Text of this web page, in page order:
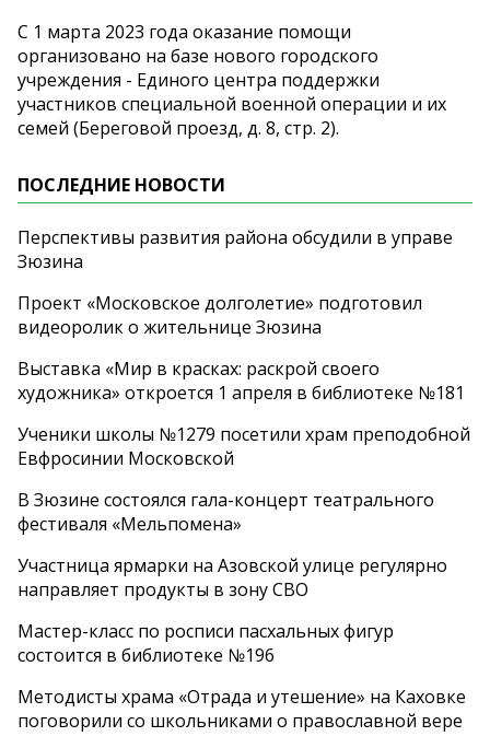
С 1 марта 2023 года оказание помощи
организовано на базе нового городского
учреждения - Единого центра поддержки
участников специальной военной операции и их
семей (Береговой проезд, д. 8, стр. 2).
ПОСЛЕДНИЕ НОВОСТИ
Перспективы развития района обсудили в управе
Зюзина
Проект «Московское долголетие» подготовил
видеоролик о жительнице Зюзина
Выставка «Мир в красках: раскрой своего
художника» откроется 1 апреля в библиотеке №181
Ученики школы №1279 посетили храм преподобной
Евфросинии Московской
В Зюзине состоялся гала-концерт театрального
фестиваля «Мельпомена»
Участница ярмарки на Азовской улице регулярно
направляет продукты в зону СВО
Мастер-класс по росписи пасхальных фигур
состоится в библиотеке №196
Методисты храма «Отрада и утешение» на Каховке
поговорили со школьниками о православной вере